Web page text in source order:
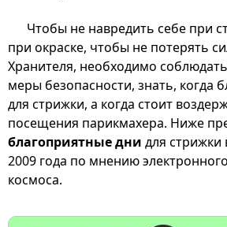
Чтобы не навредить себе при
при окраске, чтобы не потерять
Хранителя, необходимо
меры безопасности, знать, когда
для стрижки, а когда стоит
посещения парикмахера. Ниже
благоприятные дни для стрижки
2009 года по мнению
космоса.